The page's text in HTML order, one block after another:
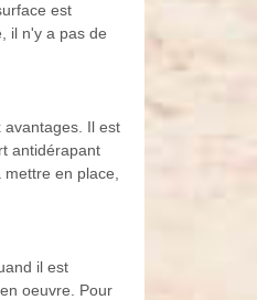
est
il n'y a pas de
avantages. Il est
antidérapant
en place,
il est
oeuvre. Pour